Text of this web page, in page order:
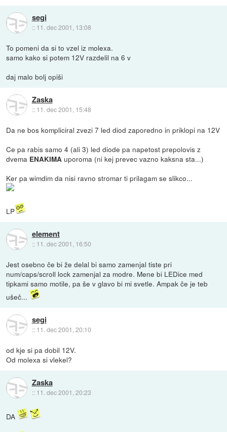
segi
:: 11. dec 2001, 13:08
To pomeni da si to vzel iz molexa.
samo kako si potem 12V razdelil na 6 v
daj malo bolj opiši
Zaska
:: 11. dec 2001, 15:48
Da ne bos kompliciral zvezi 7 led diod zaporedno in priklopi na 12V
Ce pa rabis samo 4 (ali 3) led diode pa napetost prepolovis z
dvema ENAKIMA uporoma (ni kej prevec vazno kaksna sta...)
Ker pa wimdim da nisi ravno stromar ti prilagam se slikco...
LP
element
:: 11. dec 2001, 16:50
Jest osebno če bi že delal bi samo zamenjal tiste pri
num/caps/scroll lock zamenjal za modre. Mene bi LEDice med
tipkami samo motile, pa še v glavo bi mi svetle. Ampak če je teb
ušeč...
segi
:: 11. dec 2001, 20:10
od kje si pa dobil 12V.
Od molexa si vlekel?
Zaska
:: 11. dec 2001, 20:23
DA